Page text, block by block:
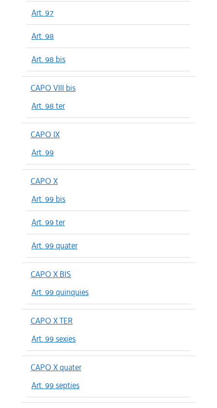
Art. 97
Art. 98
Art. 98 bis
CAPO VIII bis
Art. 98 ter
CAPO IX
Art. 99
CAPO X
Art. 99 bis
Art. 99 ter
Art. 99 quater
CAPO X BIS
Art. 99 quinquies
CAPO X TER
Art. 99 sexies
CAPO X quater
Art. 99 septies